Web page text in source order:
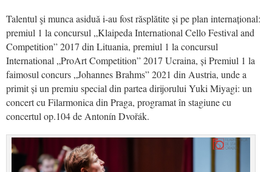
Talentul şi munca asiduă i-au fost răsplătite și pe plan internațional:
premiul 1 la concursul „Klaipeda International Cello Festival and
Competition” 2017 din Lituania, premiul 1 la concursul
International „ProArt Competition” 2017 Ucraina, și Premiul 1 la
faimosul concurs „Johannes Brahms” 2021 din Austria, unde a
primit și un premiu special din partea dirijorului Yuki Miyagi: un
concert cu Filarmonica din Praga, programat în stagiune cu
concertul op.104 de Antonín Dvořák.